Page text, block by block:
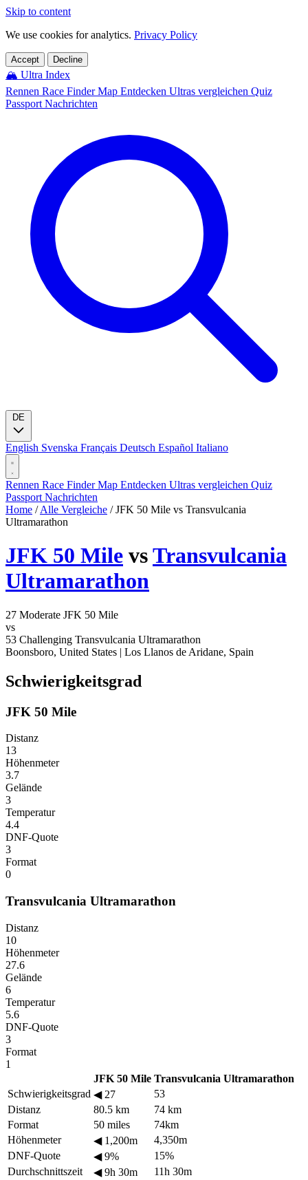
Skip to content
We use cookies for analytics. Privacy Policy
Accept Decline
🏔️ Ultra Index
Rennen Race FinderMap Entdecken Ultras vergleichen Quiz
Passport Nachrichten
English Svenska Français Deutsch Español Italiano
Rennen Race FinderMap Entdecken Ultras vergleichen Quiz
Passport Nachrichten
Home / Alle Vergleiche / JFK 50 Mile vs Transvulcania
Ultramarathon
JFK 50 Mile vsTransvulcania
Ultramarathon
27 Moderate JFK 50 Mile
vs
53 Challenging Transvulcania Ultramarathon
Boonsboro, United States | Los Llanos de Aridane, Spain
Schwierigkeitsgrad
JFK 50 Mile
Distanz
13
Höhenmeter
3.7
Gelände
3
Temperatur
4.4
DNF-Quote
3
Format
0
Transvulcania Ultramarathon
Distanz
10
Höhenmeter
27.6
Gelände
6
Temperatur
5.6
DNF-Quote
3
Format
1
JFK 50 Mile Transvulcania Ultramarathon
Schwierigkeitsgrad ◀27
53
Distanz
80.5 km
74 km
Format
50 miles
74km
Höhenmeter
◀1,200m
4,350m
DNF-Quote
◀9%
15%
Durchschnittszeit
◀9h 30m
11h 30m